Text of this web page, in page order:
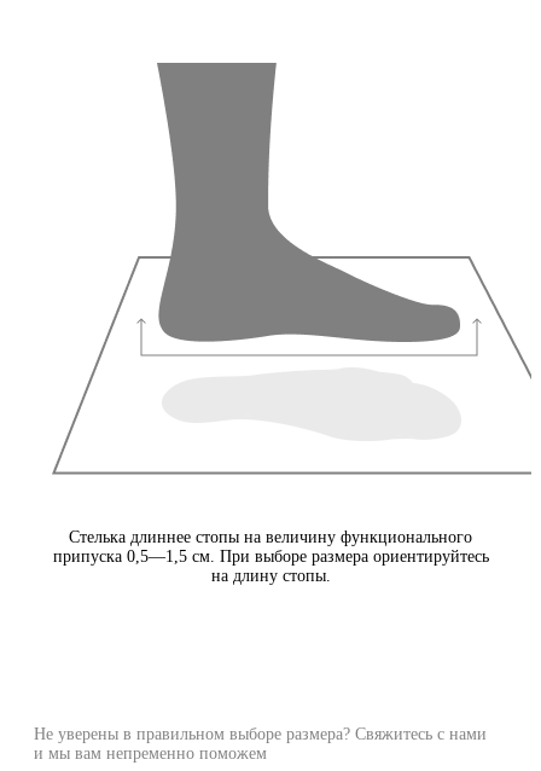
Стелька длиннее стопы на величину функционального
припуска 0,5—1,5 см. При выборе размера ориентируйтесь
на длину стопы.
Не уверены в правильном выборе размера? Свяжитесь с нами
и мы вам непременно поможем